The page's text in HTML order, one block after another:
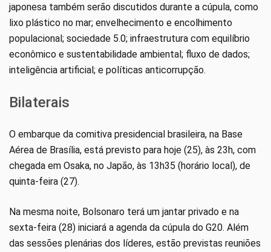
japonesa também serão discutidos durante a cúpula, como
lixo plástico no mar; envelhecimento e encolhimento
populacional; sociedade 5.0; infraestrutura com equilíbrio
econômico e sustentabilidade ambiental; fluxo de dados;
inteligência artificial; e políticas anticorrupção.
Bilaterais
O embarque da comitiva presidencial brasileira, na Base
Aérea de Brasília, está previsto para hoje (25), às 23h, com
chegada em Osaka, no Japão, às 13h35 (horário local), de
quinta-feira (27).
Na mesma noite, Bolsonaro terá um jantar privado e na
sexta-feira (28) iniciará a agenda da cúpula do G20. Além
das sessões plenárias dos líderes, estão previstas reuniões